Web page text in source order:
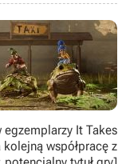
It Takes
współpracę z